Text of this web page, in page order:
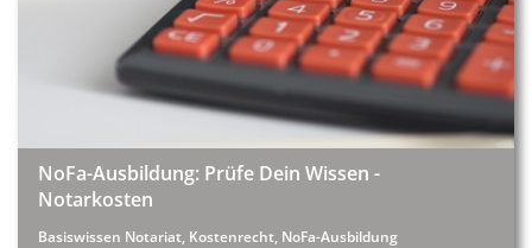
NoFa-Ausbildung: Prüfe Dein Wissen -
Notarkosten
Basiswissen Notariat, Kostenrecht, NoFa-Ausbildung